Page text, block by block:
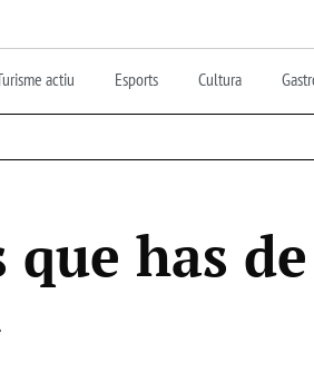
actiu Esports Cultura
que has